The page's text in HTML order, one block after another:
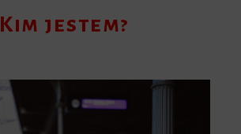
Kim jestem?